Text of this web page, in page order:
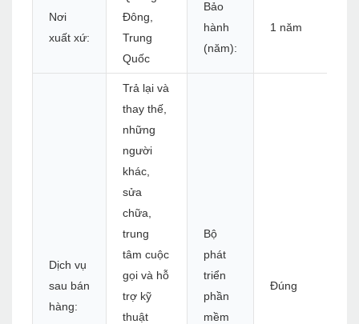
Nơi
xuất xứ:
Đông,
Trung
Quốc
Bảo
hành
(năm):
1 năm
Dịch vụ
sau bán
hàng:
Trả lại và
thay thế,
những
người
khác,
sửa
chữa,
trung
tâm cuộc
gọi và hỗ
trợ kỹ
thuật
Bộ
phát
triển
phần
mềm
Đúng